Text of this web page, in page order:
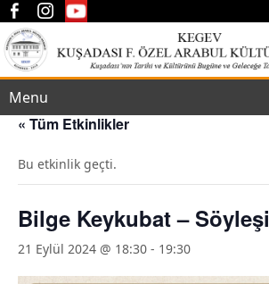
Menu
« Tüm Etkinlikler
Bu etkinlik geçti.
Bilge Keykubat – Söyleşi
21 Eylül 2024 @ 18:30 - 19:30